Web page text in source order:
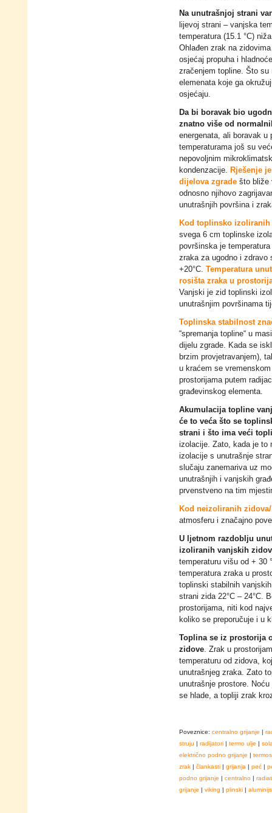
Na unutrašnjoj strani
lijevoj strani – vanjska
temperatura (15.1 °C)
Ohlađen zrak na
osjećaj propuha i
zračenjem topline. Što su
elemenata koje ga
osjećaju.
Da bi boravak bio
znatno više od
energenata, ali boravak u
temperaturama još su
nepovoljnim
kondenzacije. Rješenje
dijelova zgrade što bliže
odnosno njihovo
unutrašnjih površina i
Kod toplinsko
svega 6 cm toplinske
površinska je
zraka za ugodno i zdravo
+20°C. Temperatura
rosišta zraka u
Vanjski je zid toplinski
unutrašnjim površinama
Toplinska stabilnost
“spremanja topline“ u
dijelu zgrade. Kada se
brzim provjetravanjem),
u kraćem se
prostorijama putem
građevinskog elementa.
Akumulacija topline
će to veća što se
strani i što ima veći
izolacije. Zato, kada je to
izolacije s unutrašnje
slučaju zanemariva uz
unutrašnjih i vanjskih
prvenstveno na tim
Kod neizoliranih
atmosferu i značajno
U ljetnom razdoblju
izoliranih vanjskih
temperaturu višu od + 30
temperatura zraka u
toplinski stabilnih
strani zida 22°C – 24°C.
prostorijama, niti kod
koliko se preporučuje i u
Toplina se iz prostorija
zidove. Zrak u
temperaturu od zidova,
unutrašnjeg zraka. Zato
unutrašnje prostore.
se hlade, a topliji zrak
Poveznice: centralno grijanje |
struju | radijatori | termo ulje |
električno podno grijanje |
zrak | člankasti | grijanja | peć |
podno grijanje | centralno |
grijanje | viking | plinski |